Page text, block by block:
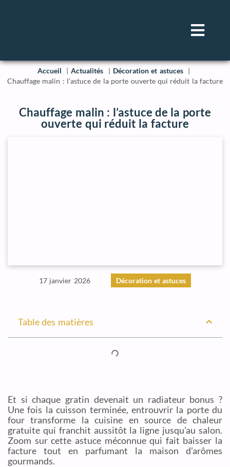
Accueil Actualités
Décoration et astuces
Chauffage malin : l’astuce de la porte ouverte qui réduit la facture
Chauffage malin : l’astuce de la porte
ouverte qui réduit la facture
17 janvier 2026 Décoration et astuces
Table des matières
Et si chaque gratin devenait un radiateur bonus ?
Une fois la cuisson terminée, entrouvrir la porte du
four transforme la cuisine en source de chaleur
gratuite qui franchit aussitôt la ligne jusqu’au salon.
Zoom sur cette astuce méconnue qui fait baisser la
facture tout en parfumant la maison d’arômes
gourmands.